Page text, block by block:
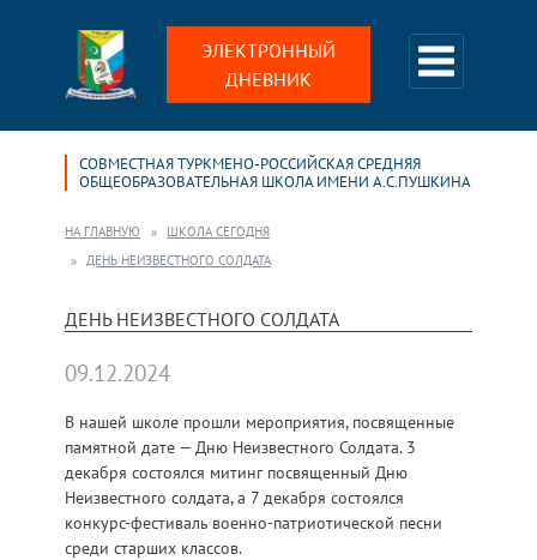
ЭЛЕКТРОННЫЙ
ДНЕВНИК
СОВМЕСТНАЯ ТУРКМЕНО-РОССИЙСКАЯ СРЕДНЯЯ
ОБЩЕОБРАЗОВАТЕЛЬНАЯ ШКОЛА ИМЕНИ А.С.ПУШКИНА
НА ГЛАВНУЮ
ШКОЛА СЕГОДНЯ
ДЕНЬ НЕИЗВЕСТНОГО СОЛДАТА
ДЕНЬ НЕИЗВЕСТНОГО СОЛДАТА
09.12.2024
В нашей школе прошли мероприятия, посвященные
памятной дате — Дню Неизвестного Солдата. 3
декабря состоялся митинг посвященный Дню
Неизвестного солдата, а 7 декабря состоялся
конкурс-фестиваль военно-патриотической песни
среди старших классов.